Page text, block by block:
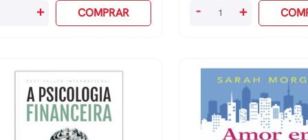
+ COMPRAR
Alice
Maravilhas
quantidade
- +